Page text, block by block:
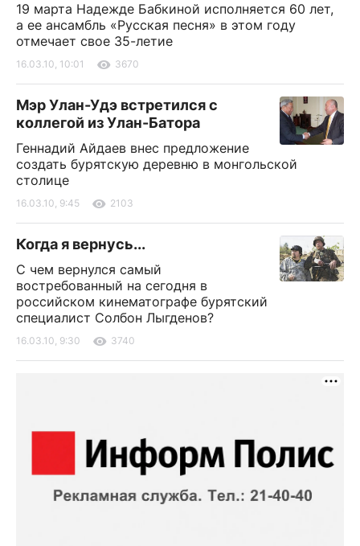
19 марта Надежде Бабкиной исполняется 60 лет,
а ее ансамбль «Русская песня» в этом году
отмечает свое 35-летие
16.03.10, 10:01 3670
Мэр Улан-Удэ встретился с
коллегой из Улан-Батора
Геннадий Айдаев внес предложение
создать бурятскую деревню в монгольской
столице
16.03.10, 9:45 2103
Когда я вернусь...
С чем вернулся самый
востребованный на сегодня в
российском кинематографе бурятский
специалист Солбон Лыгденов?
16.03.10, 9:30 3740